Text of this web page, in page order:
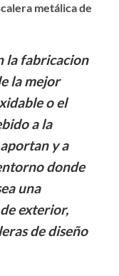
metálica de
la fabricacion
la mejor
o el
a la
y a
donde
una
exterior,
de diseño